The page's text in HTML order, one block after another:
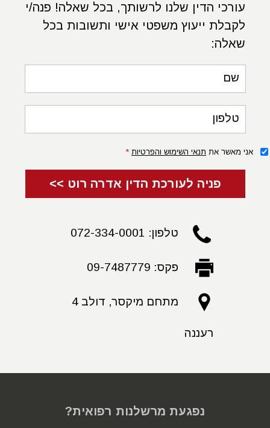
עורכי הדין שלנו לרשותך, בכל שאלה! פנה/י
לקבלת ייעוץ משפטי אישי ותשובות בכל
שאלה:
שם
טלפון
אני מאשר את תנאי השימוש והפרטיות *
פניה לעורכת הדין אדרה רוט >>
טלפון: 072-334-0001
פקס: 09-7487779
מתחם מיקסר, דולב 4
רעננה
נפגעת מרשלנות רפואית?